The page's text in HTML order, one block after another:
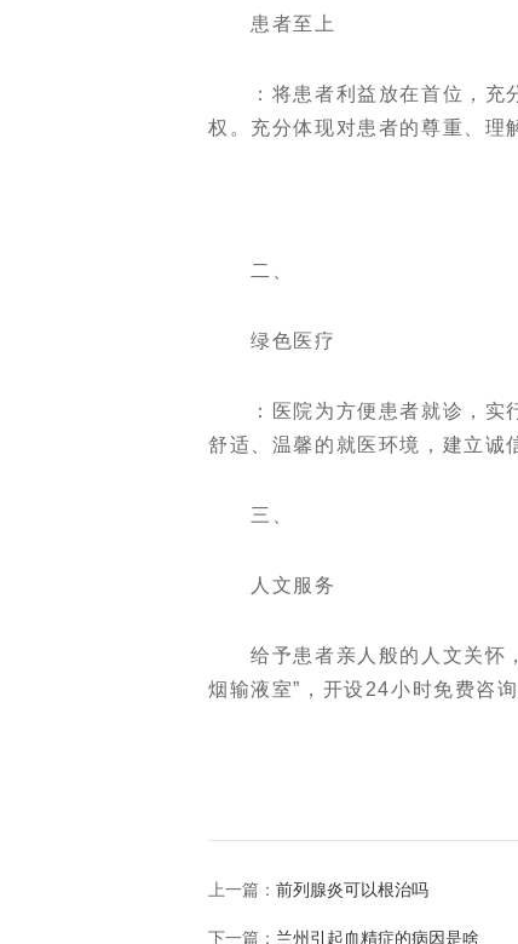
患者至上
：将患者利益放在首位，充分
权。充分体现对患者的尊重、理
二、
绿色医疗
：医院为方便患者就诊，实行
舒适、温馨的就医环境，建立诚
三、
人文服务
给予患者亲人般的人文关怀，
烟输液室”，开设24小时免费咨
上一篇： 前列腺炎可以根治吗
下一篇： 兰州引起血精症的病因是啥